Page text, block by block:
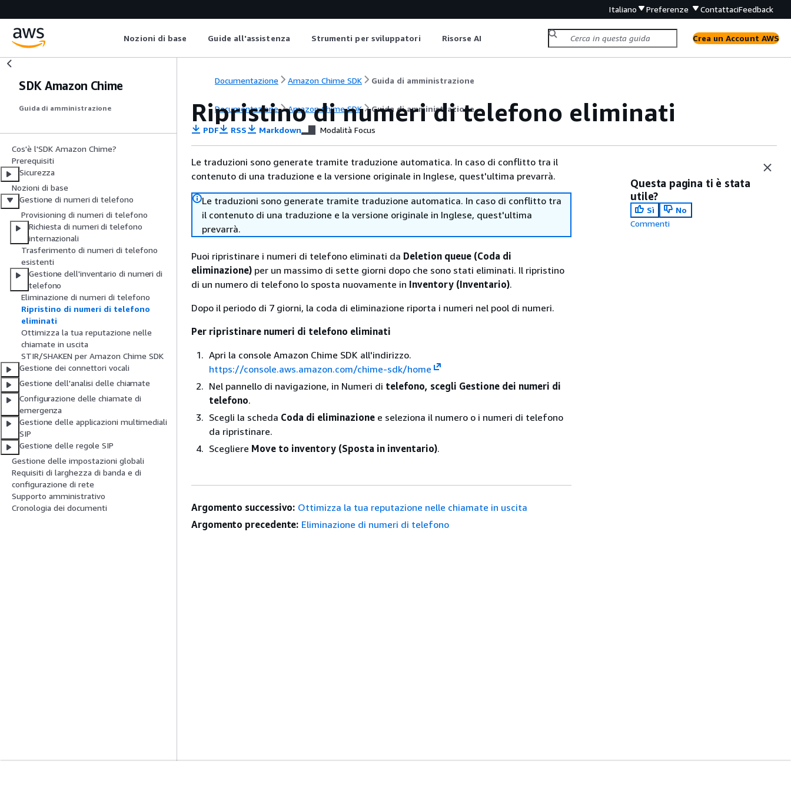
Italiano Preferenze ContattaciFeedback
Nozioni di base Guide all'assistenza Strumenti per sviluppatori Risorse AI Crea un Account AWS
SDK Amazon Chime
Guida di amministrazione
Cos'è l'SDK Amazon Chime?
Prerequisiti
Sicurezza
Nozioni di base
Gestione di numeri di telefono
Provisioning di numeri di telefono
Richiesta di numeri di telefono
internazionali
Trasferimento di numeri di telefono
esistenti
Gestione dell'inventario di numeri di
telefono
Eliminazione di numeri di telefono
Ripristino di numeri di telefono
eliminati
Ottimizza la tua reputazione nelle
chiamate in uscita
STIR/SHAKEN per Amazon Chime SDK
Gestione dei connettori vocali
Gestione dell'analisi delle chiamate
Configurazione delle chiamate di
emergenza
Gestione delle applicazioni multimediali
SIP
Gestione delle regole SIP
Gestione delle impostazioni globali
Requisiti di larghezza di banda e di
configurazione di rete
Supporto amministrativo
Cronologia dei documenti
Documentazione Amazon Chime SDK Guida di amministrazione
Documentazione Amazon Chime SDK Guida di amministrazione
Ripristino di numeri di telefono eliminati
PDF RSS Markdown Modalità Focus
Le traduzioni sono generate tramite traduzione automatica. In caso di conflitto tra il
contenuto di una traduzione e la versione originale in Inglese, quest'ultima prevarrà.
Le traduzioni sono generate tramite traduzione automatica. In caso di conflitto tra
il contenuto di una traduzione e la versione originale in Inglese, quest'ultima
prevarrà.
Puoi ripristinare i numeri di telefono eliminati da Deletion queue (Coda di
eliminazione) per un massimo di sette giorni dopo che sono stati eliminati. Il ripristino
di un numero di telefono lo sposta nuovamente in Inventory (Inventario).
Dopo il periodo di 7 giorni, la coda di eliminazione riporta i numeri nel pool di numeri.
Per ripristinare numeri di telefono eliminati
Apri la console Amazon Chime SDK all'indirizzo.
https://console.aws.amazon.com/chime-sdk/home
Nel pannello di navigazione, in Numeri di telefono, scegli Gestione dei numeri di
telefono.
Scegli la scheda Coda di eliminazione e seleziona il numero o i numeri di telefono
da ripristinare.
Scegliere Move to inventory (Sposta in inventario).
Questa pagina ti è stata
utile?
Sì
No
Commenti
Argomento successivo: Ottimizza la tua reputazione nelle chiamate in uscita
Argomento precedente: Eliminazione di numeri di telefono